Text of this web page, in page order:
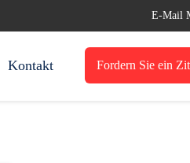
E-Mail
Kontakt Fordern Sie ein